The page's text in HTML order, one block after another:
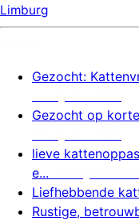
Limburg
Gezocht:
Gezocht op
lieve
e...
Liefhebbende
Rustige,